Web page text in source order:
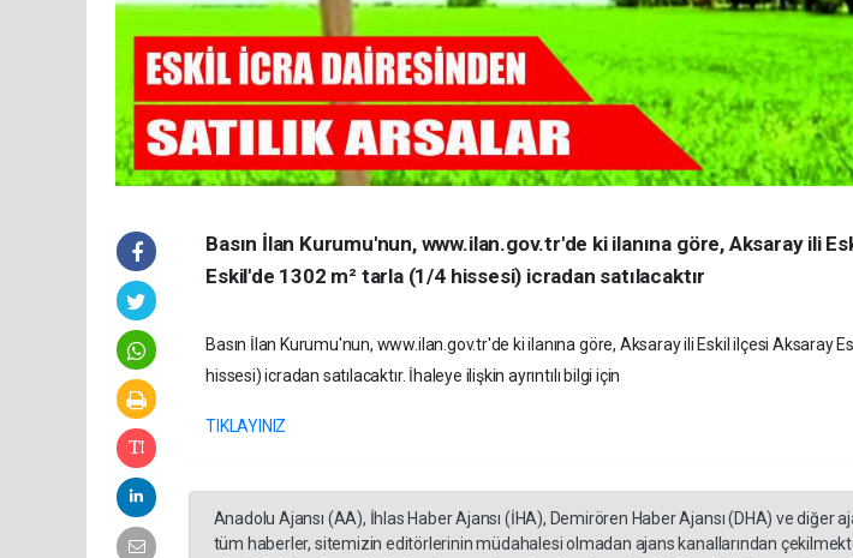
Basın İlan Kurumu'nun, www.ilan.gov.tr'de ki ilanına göre, Aksaray ili
Eskil'de 1302 m² tarla (1/4 hissesi) icradan satılacaktır
Basın İlan Kurumu'nun, www.ilan.gov.tr'de ki ilanına göre, Aksaray ili Eskil ilçesi Aksaray
hissesi) icradan satılacaktır. İhaleye ilişkin ayrıntılı bilgi için
TIKLAYINIZ
Anadolu Ajansı (AA), İhlas Haber Ajansı (İHA), Demirören Haber Ajansı (DHA) ve diğer
tüm haberler, sitemizin editörlerinin müdahalesi olmadan ajans kanallarından